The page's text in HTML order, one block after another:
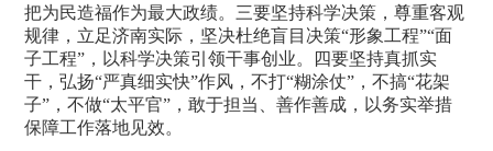
把为民造福作为最大政绩。三要坚持科学决策，尊重客观
规律，立足济南实际，坚决杜绝盲目决策“形象工程”“面
子工程”，以科学决策引领干事创业。四要坚持真抓实
干，弘扬“严真细实快”作风，不打“糊涂仗”，不搞“花架
子”，不做“太平官”，敢于担当、善作善成，以务实举措
保障工作落地见效。